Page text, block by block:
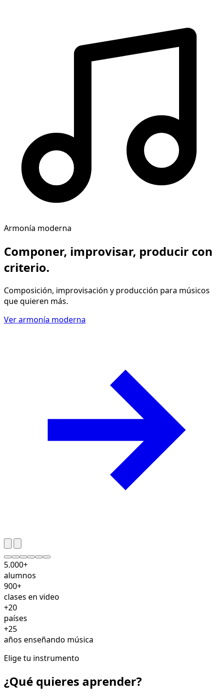
Armonía moderna
Componer, improvisar, producir con
criterio.
Composición, improvisación y producción para músicos
que quieren más.
Ver armonía moderna
5.000+
alumnos
900+
clases en video
+20
países
+25
años enseñando música
Elige tu instrumento
¿Qué quieres aprender?